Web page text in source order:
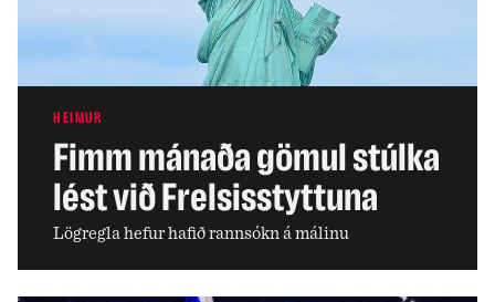
HEIMUR
Fimm mánaða gömul stúlka
lést við Frelsisstyttuna
Lögregla hefur hafið rannsókn á málinu